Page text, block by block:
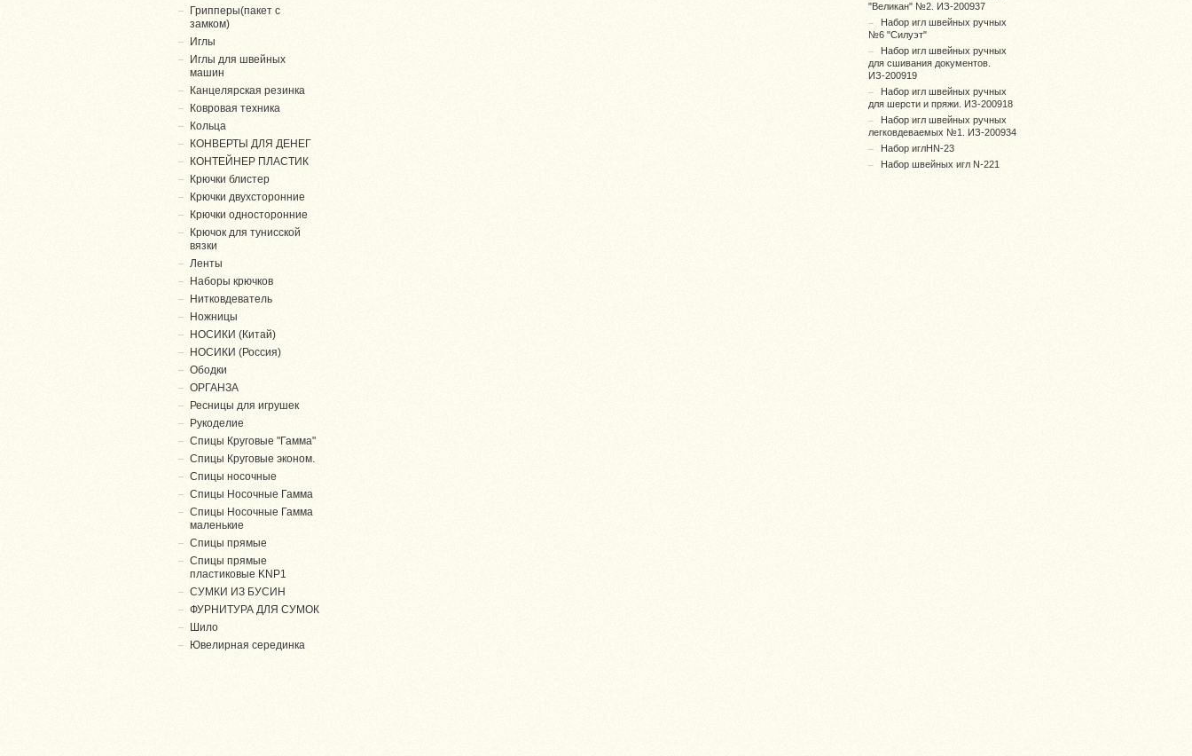
Грипперы(пакет с
замком)
Иглы
Иглы для швейных
машин
Канцелярская резинка
Ковровая техника
Кольца
КОНВЕРТЫ ДЛЯ ДЕНЕГ
КОНТЕЙНЕР ПЛАСТИК
Крючки блистер
Крючки двухсторонние
Крючки односторонние
Крючок для тунисской
вязки
Ленты
Наборы крючков
Нитковдеватель
Ножницы
НОСИКИ (Китай)
НОСИКИ (Россия)
Ободки
ОРГАНЗА
Ресницы для игрушек
Рукоделие
Спицы Круговые "Гамма"
Спицы Круговые эконом.
Спицы носочные
Спицы Носочные Гамма
Спицы Носочные Гамма
маленькие
Спицы прямые
Спицы прямые
пластиковые KNP1
СУМКИ ИЗ БУСИН
ФУРНИТУРА ДЛЯ СУМОК
Шило
Ювелирная серединка
"Великан" №2. ИЗ-200937
Набор игл швейных ручных
№6 "Силуэт"
Набор игл швейных ручных
для сшивания документов.
ИЗ-200919
Набор игл швейных ручных
для шерсти и пряжи. ИЗ-200918
Набор игл швейных ручных
легковдеваемых №1. ИЗ-200934
Набор иглHN-23
Набор швейных игл N-221